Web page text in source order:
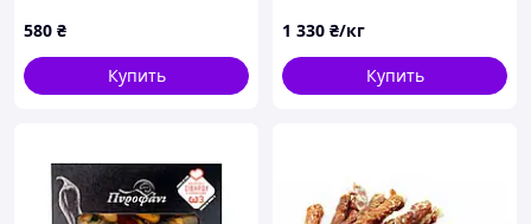
580 ₴
Купить
1 330 ₴/кг
Купить